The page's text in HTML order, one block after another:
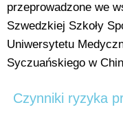
przeprowadzone we
Szwedzkiej Szkoły
Uniwersytetu
Syczuańskiego w
Czynniki ryzyka